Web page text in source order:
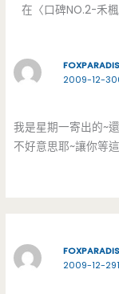
在〈口碑NO.2-禾
FOXPARADIS
2009-12-
我是星期一寄出的~
不好意思耶~讓你等
FOXPARADIS
2009-12-